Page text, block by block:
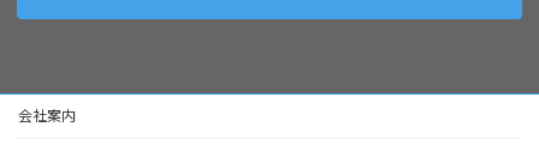
会社案内